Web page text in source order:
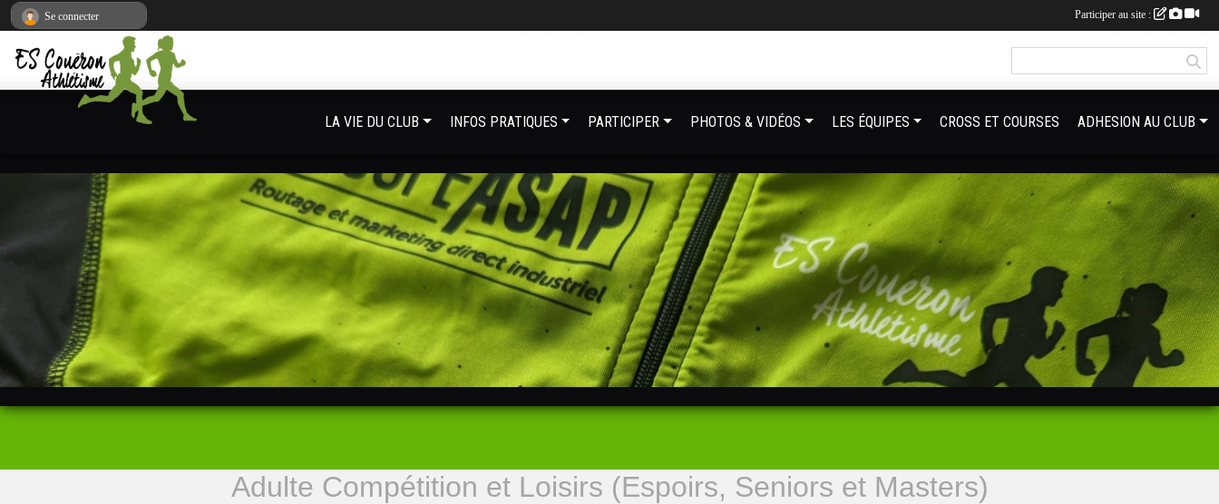
Adulte Compétition et Loisirs (Espoirs, Seniors et Masters)
LA VIE DU CLUB INFOS PRATIQUES PARTICIPER PHOTOS & VIDÉOS LES ÉQUIPES CROSS ET COURSES ADHESION AU CLUB
Se connecter Participer au site :
Panneau de gestion des cookies